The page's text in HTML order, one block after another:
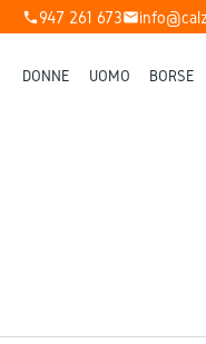
phone947 261 673mail
DONNE UOMO BORSE